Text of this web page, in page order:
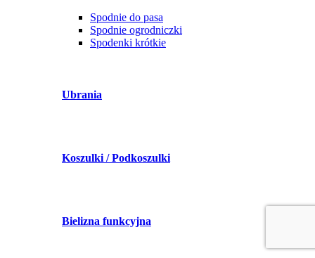
Spodnie do pasa
Spodnie ogrodniczki
Spodenki krótkie
Ubrania
Koszulki / Podkoszulki
Bielizna funkcyjna